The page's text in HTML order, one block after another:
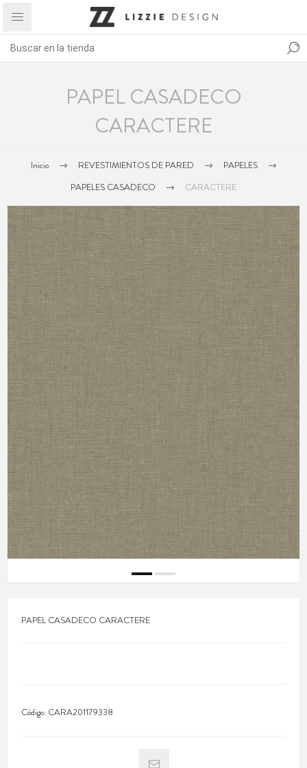
PAPEL CASADECO
CARACTERE
Inicio REVESTIMIENTOS DE PARED
PAPELES
PAPELES CASADECO
CARACTERE
PAPEL CASADECO CARACTERE
Código: CARA201179338